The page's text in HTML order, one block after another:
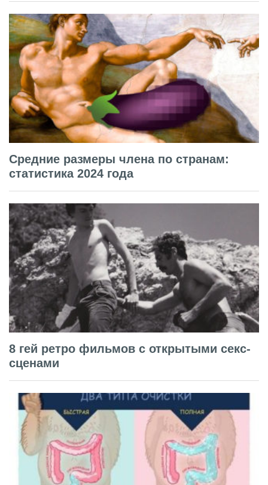
Средние размеры члена по странам:
статистика 2024 года
8 гей ретро фильмов с открытыми секс-
сценами